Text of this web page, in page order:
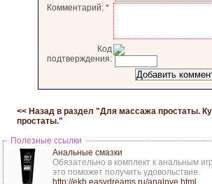
Комментарий: *
Код
подтверждения:
<< Назад в раздел "Для массажа простаты.
простаты."
Полезные ссылки
Анальные смазки
Обязательно в комплект к анальным
это поможет получить удовольствие.
http://ekb.easydreams.ru/analnye.html